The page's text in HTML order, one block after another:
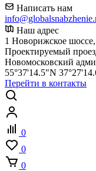
Написать нам
Наш адрес
1 Новорижское
Проектируемый
Новомосковский
55°37'14.5"N
Перейти в контакты
0
0
0